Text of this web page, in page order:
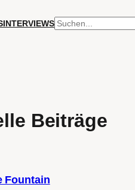
INTERVIEWSSUCHEN
Beiträge
Fountain